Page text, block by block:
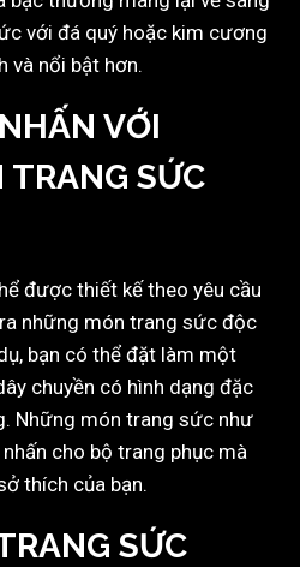
với đá quý hoặc kim cương
và nổi bật hơn.
VỚI
SỨC
được thiết kế theo yêu cầu
những món trang sức độc
bạn có thể đặt làm một
chuyền có hình dạng đặc
Những món trang sức như
cho bộ trang phục mà
thích của bạn.
SỨC